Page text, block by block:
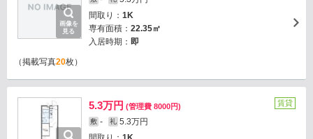
画像を
見る
間取り： 1K
専有面積： 22.35㎡
入居時期： 即
（掲載写真20枚）
5.3万円 (管理費 8000円)
敷 - 礼 5.3万円
賃貸